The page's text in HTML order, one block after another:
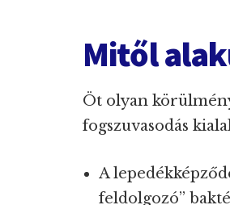
Mitől
Öt olyan
fogszuvasodás
A
feldolgozó”